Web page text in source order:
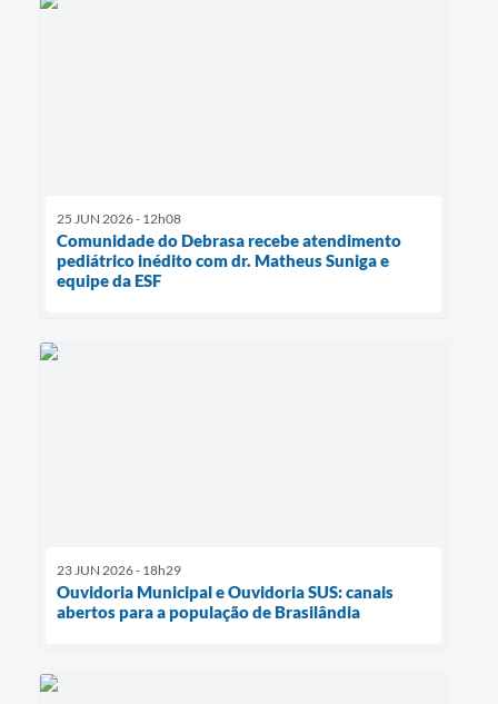
25 JUN 2026 - 12h08
Comunidade do Debrasa recebe atendimento
pediátrico inédito com dr. Matheus Suniga e
equipe da ESF
23 JUN 2026 - 18h29
Ouvidoria Municipal e Ouvidoria SUS: canais
abertos para a população de Brasilândia